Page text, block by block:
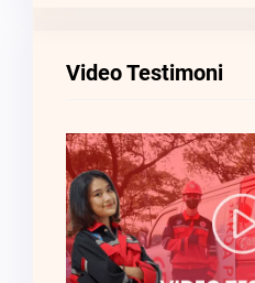
Video Testimoni